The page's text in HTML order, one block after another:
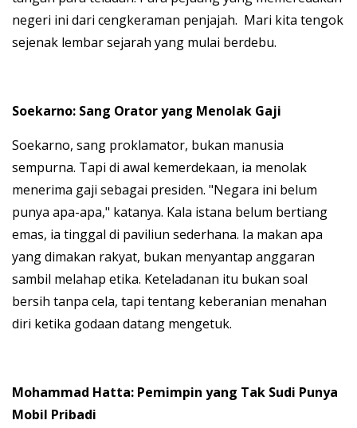
negeri ini dari cengkeraman penjajah. Mari kita tengok
sejenak lembar sejarah yang mulai berdebu.
Soekarno: Sang Orator yang Menolak Gaji
Soekarno, sang proklamator, bukan manusia
sempurna. Tapi di awal kemerdekaan, ia menolak
menerima gaji sebagai presiden. "Negara ini belum
punya apa-apa," katanya. Kala istana belum bertiang
emas, ia tinggal di paviliun sederhana. Ia makan apa
yang dimakan rakyat, bukan menyantap anggaran
sambil melahap etika. Keteladanan itu bukan soal
bersih tanpa cela, tapi tentang keberanian menahan
diri ketika godaan datang mengetuk.
Mohammad Hatta: Pemimpin yang Tak Sudi Punya
Mobil Pribadi